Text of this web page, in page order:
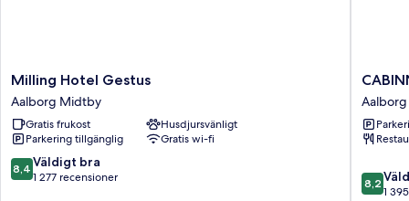
Milling
Hotel
Gestus
Aalborg
Midtby
Milling Hotel Gestus
Aalborg Midtby
Gratis frukost
Husdjursvänligt
Parkering tillgänglig
Gratis wi-fi
8.4
av
8,4 Väldigt bra
1 277 recensioner
CABINN
Aalborg
Hotel
Aalborg
Midtby
8.2
av
8,2
1